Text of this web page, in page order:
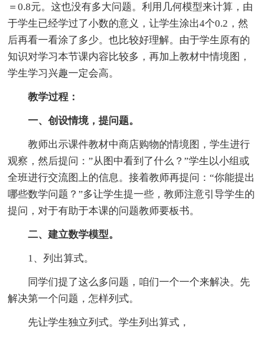
＝0.8元。这也没有多大问题。利用几何模型来计算，由
于学生已经学过了小数的意义，让学生涂出4个0.2，然
后再看一看涂了多少。也比较好理解。由于学生原有的
知识对学习本节课内容比较多，再加上教材中情境图，
学生学习兴趣一定会高。
教学过程：
一、创设情境，提问题。
教师出示课件教材中商店购物的情境图，学生进行
观察，然后提问：”从图中看到了什么？”学生以小组或
全班进行交流图上的信息。接着教师再提问：“你能提出
哪些数学问题？”多让学生提一些，教师注意引导学生的
提问，对于有助于本课的问题教师要板书。
二、建立数学模型。
1、列出算式。
同学们提了这么多问题，咱们一个一个来解决。先
解决第一个问题，怎样列式。
先让学生独立列式。学生列出算式，